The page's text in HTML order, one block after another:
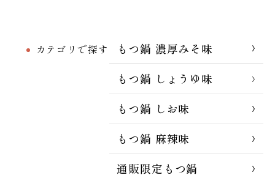
カテゴリで探す
もつ鍋 濃厚みそ味
もつ鍋 しょうゆ味
もつ鍋 しお味
もつ鍋 麻辣味
通販限定もつ鍋